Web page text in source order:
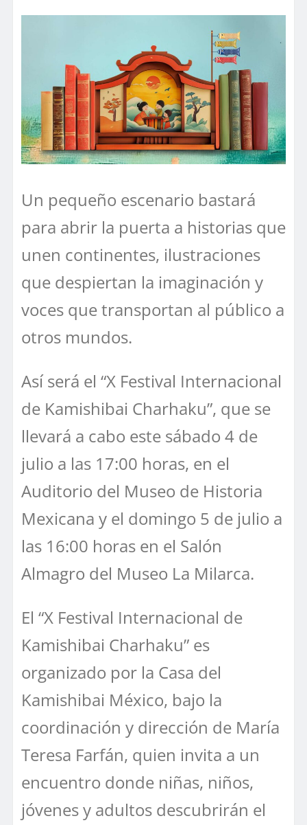
Un pequeño escenario bastará
para abrir la puerta a historias que
unen continentes, ilustraciones
que despiertan la imaginación y
voces que transportan al público a
otros mundos.
Así será el “X Festival Internacional
de Kamishibai Charhaku”, que se
llevará a cabo este sábado 4 de
julio a las 17:00 horas, en el
Auditorio del Museo de Historia
Mexicana y el domingo 5 de julio a
las 16:00 horas en el Salón
Almagro del Museo La Milarca.
El “X Festival Internacional de
Kamishibai Charhaku” es
organizado por la Casa del
Kamishibai México, bajo la
coordinación y dirección de María
Teresa Farfán, quien invita a un
encuentro donde niñas, niños,
jóvenes y adultos descubrirán el